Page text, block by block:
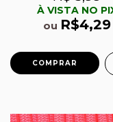
À VISTA NO
ou R$4,29